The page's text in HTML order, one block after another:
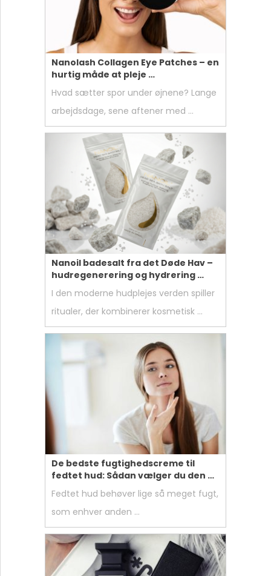
Nanolash Collagen Eye Patches – en
hurtig måde at pleje …
Hvad sætter spor under øjnene? Lange
arbejdsdage, sene aftener med …
Nanoil badesalt fra det Døde Hav –
hudregenerering og hydrering …
I den moderne hudplejes verden spiller
ritualer, der kombinerer kosmetisk …
De bedste fugtighedscreme til
fedtet hud: Sådan vælger du den …
Fedtet hud behøver lige så meget fugt,
som enhver anden …